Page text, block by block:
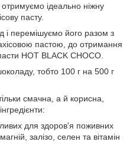
ідеально ніжну
пасту.
перемішуємо його разом з
пастою, до отримання
HOT BLACK CHOCO.
тобто 100 г на 500 г
смачна, а й корисна,
для здоров'я поживних
залізо, селен та вітамін